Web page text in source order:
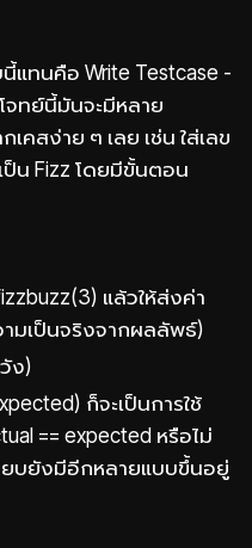
แทนคือ Write Testcase -
จทย์นี้มันจะมีหลาย
คสง่าย ๆ เลย เช่น ใส่เลข
น Fizz โดยมีขั้นตอน
แล้วให้ส่งค่า
มเป็นจริงจากผลลัพธ์)
ง)
ก็จะเป็นการใช้
== expected หรือไม่
ยบยังมีอีกหลายแบบขึ้นอยู่